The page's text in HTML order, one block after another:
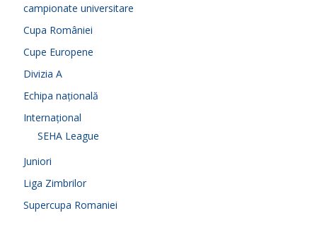
campionate universitare
Cupa României
Cupe Europene
Divizia A
Echipa națională
Internațional
SEHA League
Juniori
Liga Zimbrilor
Supercupa Romaniei